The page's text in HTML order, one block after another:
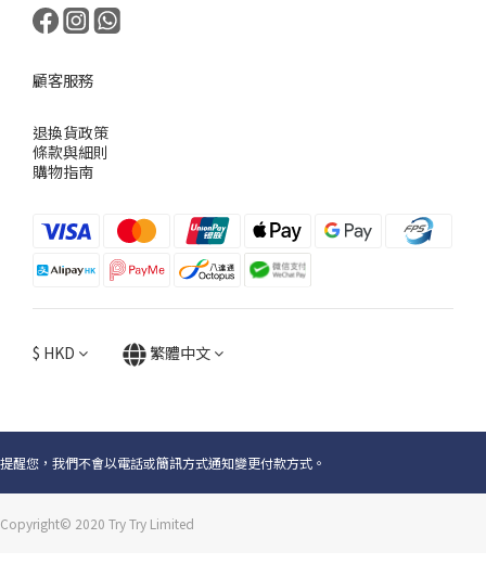
顧客服務
退換貨政策
條款與細則
購物指南
$ HKD 繁體中文
提醒您，我們不會以電話或簡訊方式通知變更付款方式。
Copyright© 2020 Try Try Limited